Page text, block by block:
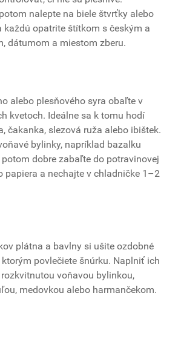
nalepte na biele štvrťky alebo
každú opatrite štítkom s českým a
dátumom a miestom zberu.
alebo plesňového syra obaľte v
kvetoch. Ideálne sa k tomu hodí
čakanka, slezová ruža alebo ibištek.
bylinky, napríklad bazalku
dobre zabaľte do potravinovej
papiera a nechajte v chladničke 1–2
plátna a bavlny si ušite ozdobné
povlečiete šnúrku. Naplniť ich
voňavou bylinkou,
medovkou alebo harmančekom.